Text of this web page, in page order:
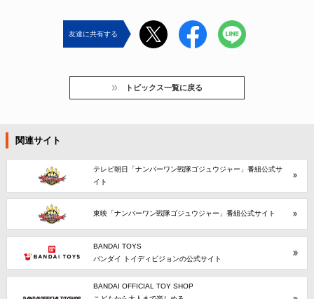
友達に共有する
トピックス一覧に戻る
関連サイト
テレビ朝日「ナンバーワン戦隊ゴジュウジャー」番組公式サ
イト
東映「ナンバーワン戦隊ゴジュウジャー」番組公式サイト
BANDAI TOYS
バンダイ トイディビジョンの公式サイト
BANDAI OFFICIAL TOY SHOP